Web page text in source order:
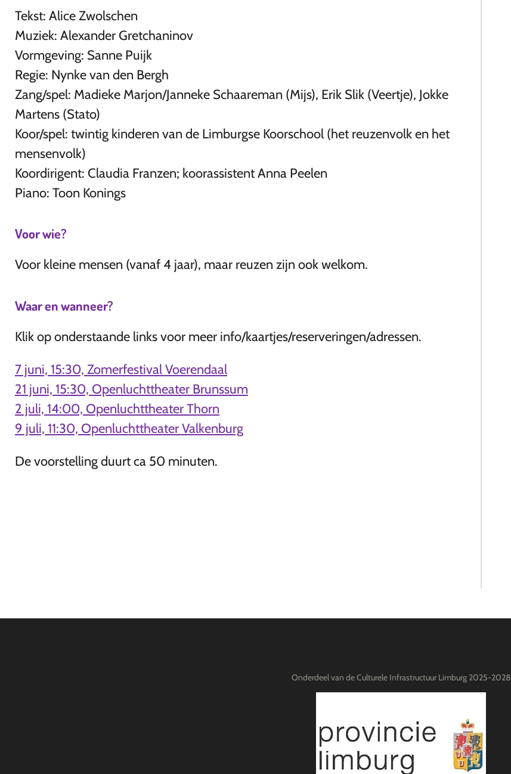
Tekst: Alice Zwolschen
Muziek: Alexander Gretchaninov
Vormgeving: Sanne Puijk
Regie: Nynke van den Bergh
Zang/spel: Madieke Marjon/Janneke Schaareman (Mijs), Erik Slik (Veertje), Jokke
Martens (Stato)
Koor/spel: twintig kinderen van de Limburgse Koorschool (het reuzenvolk en het
mensenvolk)
Koordirigent: Claudia Franzen; koorassistent Anna Peelen
Piano: Toon Konings
Voor wie?
Voor kleine mensen (vanaf 4 jaar), maar reuzen zijn ook welkom.
Waar en wanneer?
Klik op onderstaande links voor meer info/kaartjes/reserveringen/adressen.
7 juni, 15:30, Zomerfestival Voerendaal
21 juni, 15:30, Openluchttheater Brunssum
2 juli, 14:00, Openluchttheater Thorn
9 juli, 11:30, Openluchttheater Valkenburg
De voorstelling duurt ca 50 minuten.
Onderdeel van de Culturele Infrastructuur Limburg 2025-2028